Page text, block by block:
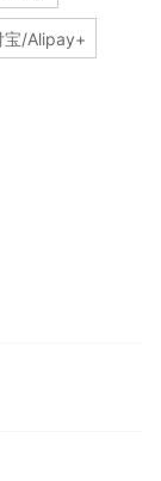
宝/Alipay+